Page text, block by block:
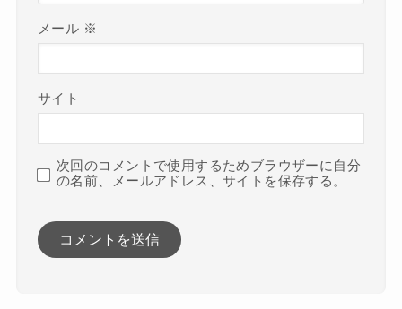
メール ※
サイト
次回のコメントで使用するためブラウザーに自分
の名前、メールアドレス、サイトを保存する。